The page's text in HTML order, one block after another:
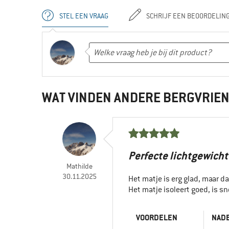
STEL EEN VRAAG SCHRIJF EEN
WAT VINDEN ANDERE
Mathilde
30.11.2025
Perfecte
Het matje is erg glad, maar
Het matje isoleert goed, is
VOORDELEN